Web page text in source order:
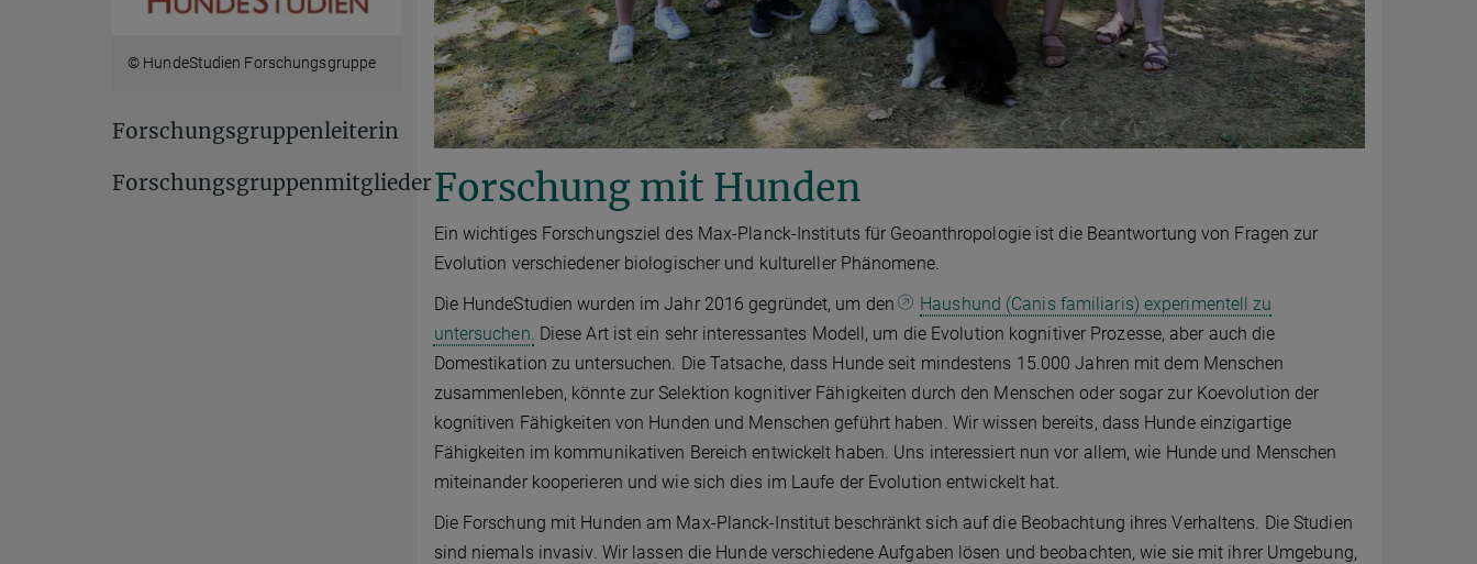
Forschung mit Hunden
Ein wichtiges Forschungsziel des Max-Planck-Instituts für Geoanthropologie ist die Beantwortung von Fragen zur
Evolution verschiedener biologischer und kultureller Phänomene.
Die HundeStudien wurden im Jahr 2016 gegründet, um den
Haushund (Canis familiaris) experimentell zu
untersuchen. Diese Art ist ein sehr interessantes Modell, um die Evolution kognitiver Prozesse, aber auch die
Domestikation zu untersuchen. Die Tatsache, dass Hunde seit mindestens 15.000 Jahren mit dem Menschen
zusammenleben, könnte zur Selektion kognitiver Fähigkeiten durch den Menschen oder sogar zur Koevolution der
kognitiven Fähigkeiten von Hunden und Menschen geführt haben. Wir wissen bereits, dass Hunde einzigartige
Fähigkeiten im kommunikativen Bereich entwickelt haben. Uns interessiert nun vor allem, wie Hunde und Menschen
miteinander kooperieren und wie sich dies im Laufe der Evolution entwickelt hat.
Die Forschung mit Hunden am Max-Planck-Institut beschränkt sich auf die Beobachtung ihres Verhaltens. Die Studien
sind niemals invasiv. Wir lassen die Hunde verschiedene Aufgaben lösen und beobachten, wie sie mit ihrer Umgebung,
© HundeStudien Forschungsgruppe
Forschungsgruppenleiterin
Forschungsgruppenmitglieder